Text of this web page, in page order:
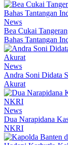
News
Bea Cukai
Bahas Tantangan
News
Andra Soni Didata
Akurat
News
Dua Narapidana
NKRI